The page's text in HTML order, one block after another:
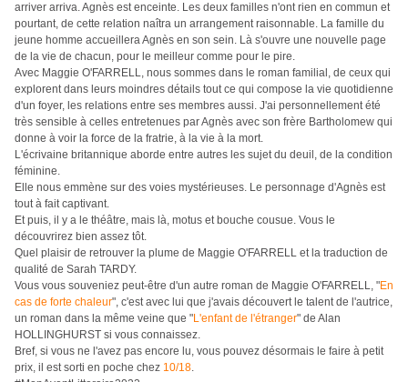
arriver arriva. Agnès est enceinte. Les deux familles n'ont rien en commun et
pourtant, de cette relation naîtra un arrangement raisonnable. La famille du
jeune homme accueillera Agnès en son sein. Là s'ouvre une nouvelle page
de la vie de chacun, pour le meilleur comme pour le pire.
Avec Maggie O'FARRELL, nous sommes dans le roman familial, de ceux qui
explorent dans leurs moindres détails tout ce qui compose la vie quotidienne
d'un foyer, les relations entre ses membres aussi. J'ai personnellement été
très sensible à celles entretenues par Agnès avec son frère Bartholomew qui
donne à voir la force de la fratrie, à la vie à la mort.
L'écrivaine britannique aborde entre autres les sujet du deuil, de la condition
féminine.
Elle nous emmène sur des voies mystérieuses. Le personnage d'Agnès est
tout à fait captivant.
Et puis, il y a le théâtre, mais là, motus et bouche cousue. Vous le
découvrirez bien assez tôt.
Quel plaisir de retrouver la plume de Maggie O'FARRELL et la traduction de
qualité de Sarah TARDY.
Vous vous souveniez peut-être d'un autre roman de Maggie O'FARRELL, "En
cas de forte chaleur", c'est avec lui que j'avais découvert le talent de l'autrice,
un roman dans la même veine que "L'enfant de l'étranger" de Alan
HOLLINGHURST si vous connaissez.
Bref, si vous ne l'avez pas encore lu, vous pouvez désormais le faire à petit
prix, il est sorti en poche chez 10/18.